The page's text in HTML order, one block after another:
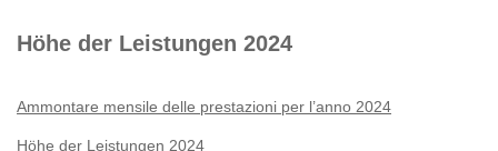
Höhe der Leistungen 2024
Ammontare mensile delle prestazioni per l’anno 2024
Höhe der Leistungen 2024